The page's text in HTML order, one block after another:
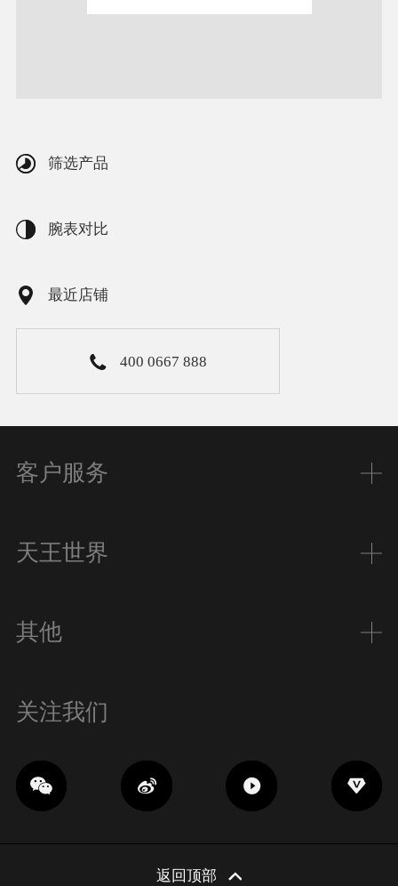
筛选产品
腕表对比
最近店铺
400 0667 888
客户服务
天王世界
其他
关注我们
返回顶部